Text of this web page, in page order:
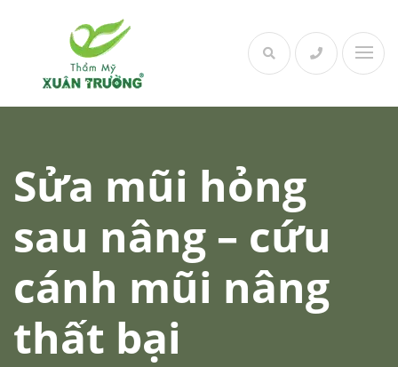
Sửa mũi hỏng
sau nâng – cứu
cánh mũi nâng
thất bại